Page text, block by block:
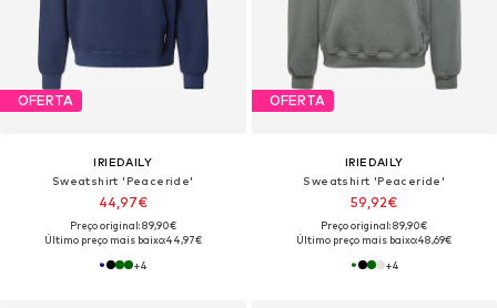
OFERTA
IRIEDAILY
Sweatshirt 'Peaceride'
44,97€
Preço original: 89,90€
Último preço mais baixo:44,97€
+4
OFERTA
IRIEDAILY
Sweatshirt 'Peaceride'
59,92€
Preço original: 89,90€
Último preço mais baixo:48,69€
+4